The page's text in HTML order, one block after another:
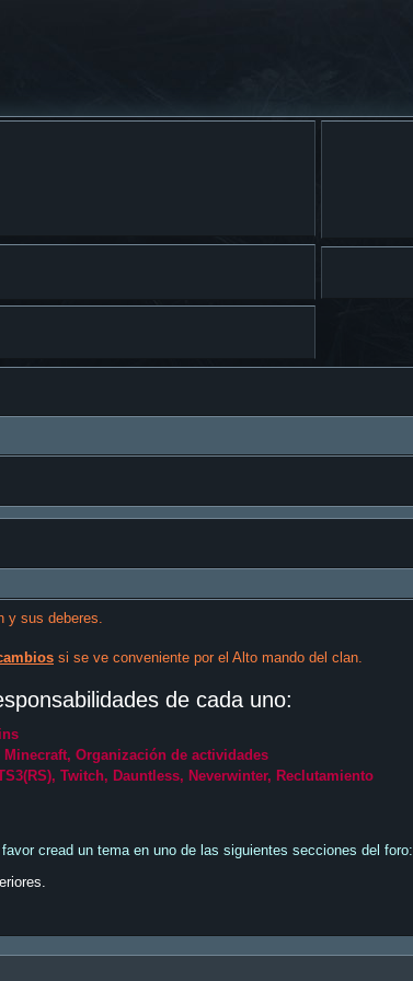
y sus deberes.
si se ve conveniente por el Alto mando del clan.
de cada uno:
Organización de actividades
Twitch, Dauntless, Neverwinter, Reclutamiento
cread un tema en uno de las siguientes secciones del foro: